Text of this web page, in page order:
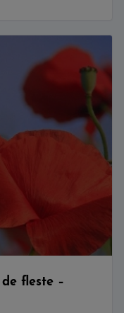
fleste –